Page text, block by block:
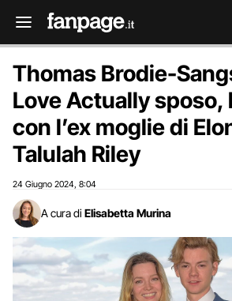
Thomas Brodie-
Love Actually sposo,
con l’ex moglie di
Talulah Riley
24 Giugno 2024 8:04
A cura di Elisabetta Murina